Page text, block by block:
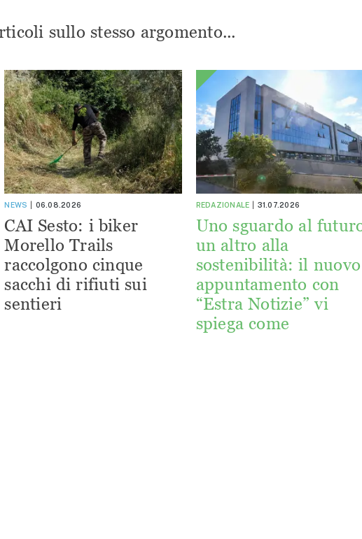
sullo stesso argomento...
NEWS 06.08.2026
CAI Sesto: i biker
Morello Trails
raccolgono cinque
sacchi di rifiuti sui
sentieri
REDAZIONALE 31.07.2026
Uno sguardo al
un altro alla
sostenibilità: il nuovo
appuntamento con
“Estra Notizie” vi
spiega come